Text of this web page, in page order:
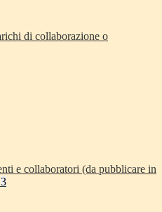
di collaborazione o
e collaboratori (da pubblicare in
3